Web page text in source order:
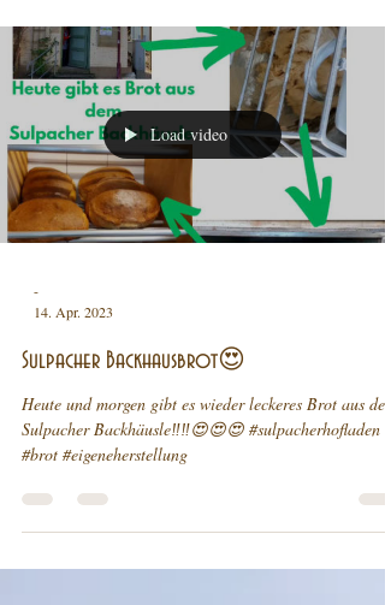
für: ✅ außergewöhnliche Zartheit ✅ intensiven,
buttrigen Geschmack ✅ hohen Anteil an gesunden
ungesättigten Fetts
Load video
-
14. Apr. 2023
Sulpacher Backhausbrot😍
Heute und morgen gibt es wieder leckeres Brot aus dem
Sulpacher Backhäusle‼️‼️😍😍😍 #sulpacherhofladen
#brot #eigeneherstellung